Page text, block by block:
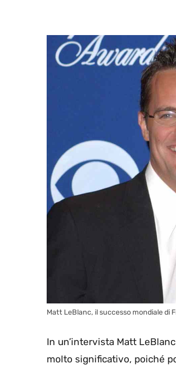
Matt LeBlanc, il successo mondiale di
In un’intervista Matt
molto significativo, poiché